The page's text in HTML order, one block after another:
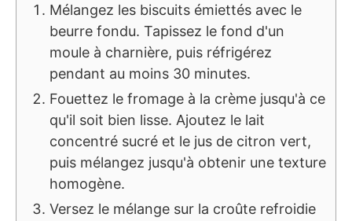
Mélangez les biscuits émiettés avec le
beurre fondu. Tapissez le fond d'un
moule à charnière, puis réfrigérez
pendant au moins 30 minutes.
Fouettez le fromage à la crème jusqu'à ce
qu'il soit bien lisse. Ajoutez le lait
concentré sucré et le jus de citron vert,
puis mélangez jusqu'à obtenir une texture
homogène.
Versez le mélange sur la croûte refroidie